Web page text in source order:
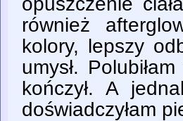
również
kolory, lepszy
umysł.
kończył. A
doświadczyłam